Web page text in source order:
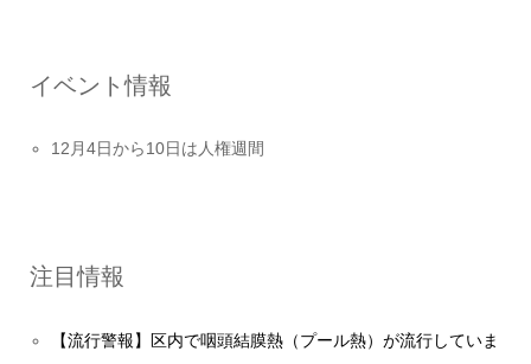
イベント情報
12月4日から10日は人権週間
注目情報
【流行警報】区内で咽頭結膜熱（プール熱）が流行していま